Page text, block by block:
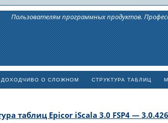
Пользователям программных продуктов.
ДОХОДЧИВО О СЛОЖНОМ СТРУКТУРА ТАБЛИЦ
таблиц Epicor iScala 3.0 FSP4 —